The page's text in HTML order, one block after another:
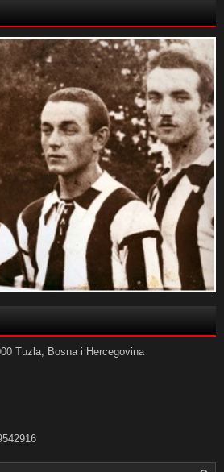
Tuzla, Bosna i Hercegovina